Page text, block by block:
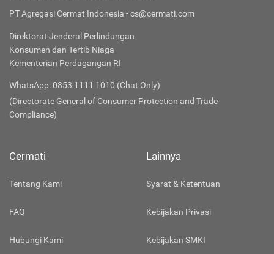
PT Agregasi Cermat Indonesia - cs@cermati.com
Direktorat Jenderal Perlindungan
Konsumen dan Tertib Niaga
Kementerian Perdagangan RI
WhatsApp: 0853 1111 1010 (Chat Only)
(Directorate General of Consumer Protection and Trade
Compliance)
Cermati
Tentang Kami
FAQ
Hubungi Kami
Lainnya
Syarat & Ketentuan
Kebijakan Privasi
Kebijakan SMKI